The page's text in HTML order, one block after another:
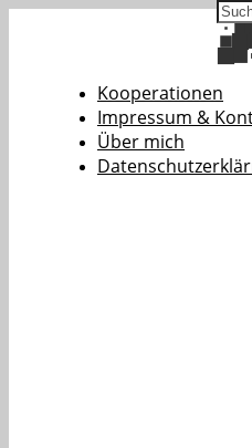
Kooperationen
Impressum &
Über mich